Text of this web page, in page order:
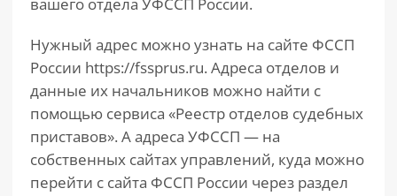
Нужный адрес можно узнать на сайте ФССП
России https://fssprus.ru. Адреса отделов и
данные их начальников можно найти с
помощью сервиса «Реестр отделов судебных
приставов». А адреса УФССП — на
собственных сайтах управлений, куда можно
перейти с сайта ФССП России через раздел